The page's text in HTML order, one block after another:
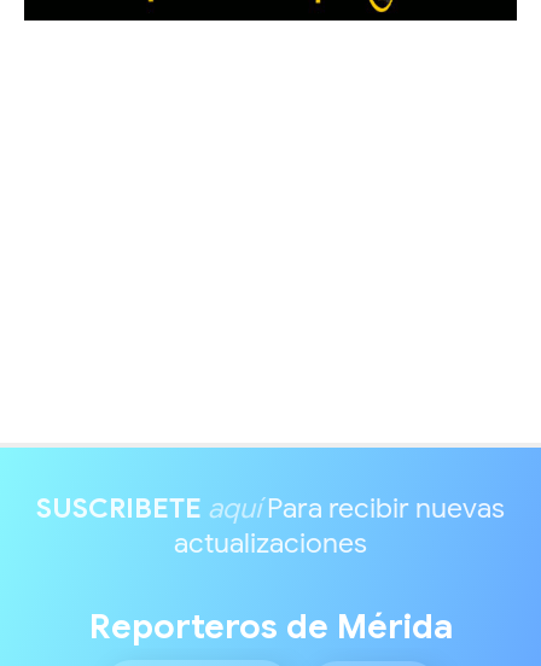
SUSCRIBETE aquíPara recibir nuevas
actualizaciones
Reporteros de Mérida